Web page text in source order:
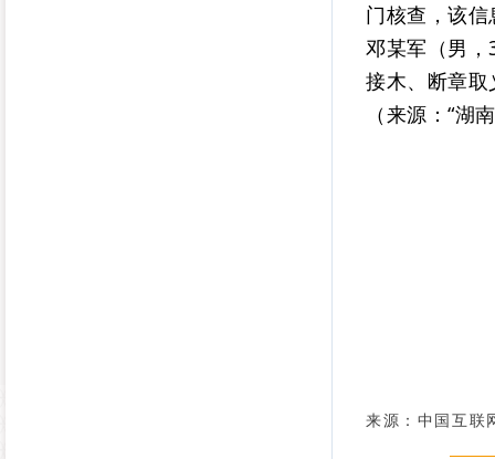
门核查，该
邓某军（男
接木、断章
（来源：“湖
来源：中国互联